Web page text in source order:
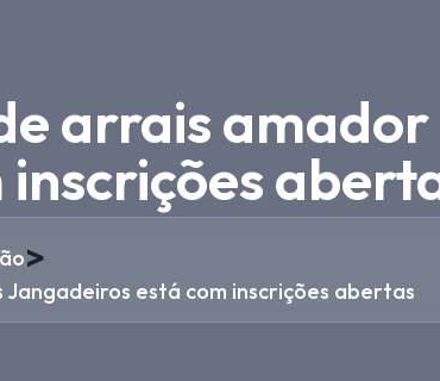
arrais amador
>
está com inscrições abertas